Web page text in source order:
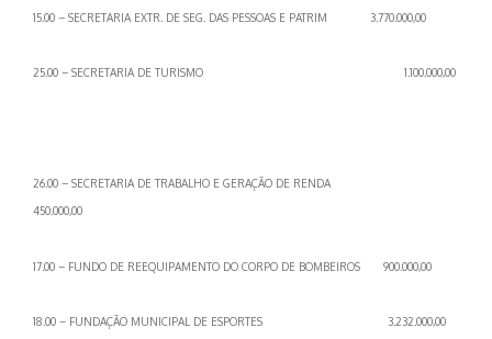
15.00 – SECRETARIA EXTR. DE SEG. DAS PESSOAS E PATRIM 3.770.000,00
25.00 – SECRETARIA DE TURISMO 1.100.000,00
26.00 – SECRETARIA DE TRABALHO E GERAÇÃO DE RENDA
450.000,00
17.00 – FUNDO DE REEQUIPAMENTO DO CORPO DE BOMBEIROS 900.000,00
18.00 – FUNDAÇÃO MUNICIPAL DE ESPORTES 3.232.000,00